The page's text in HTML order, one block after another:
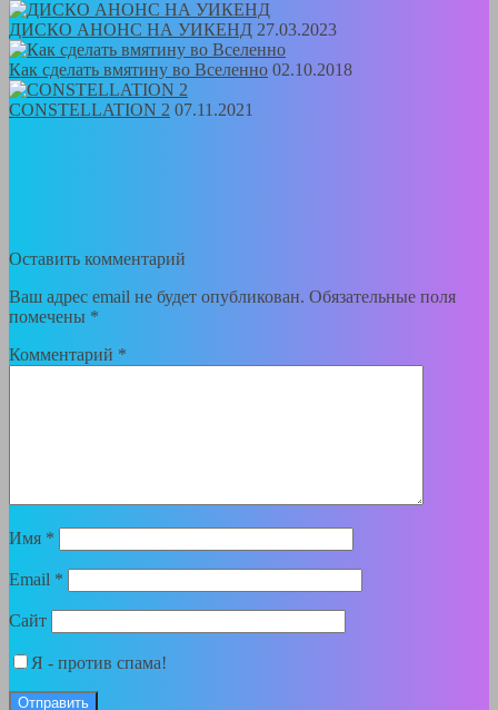
ДИСКО АНОНС НА УИКЕНД 27.03.2023
Как сделать вмятину во Вселенно 02.10.2018
CONSTELLATION 2 07.11.2021
Оставить комментарий
Ваш адрес email не будет опубликован. Обязательные поля
помечены *
Комментарий *
Имя *
Email *
Сайт
Я - против спама!